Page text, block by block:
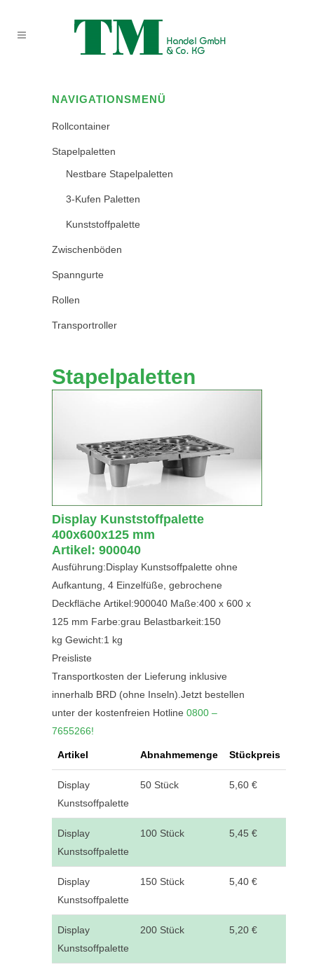
NAVIGATIONSMENÜ
Rollcontainer
Stapelpaletten
Nestbare Stapelpaletten
3-Kufen Paletten
Kunststoffpalette
Zwischenböden
Spanngurte
Rollen
Transportroller
Stapelpaletten
Display Kunststoffpalette
400x600x125 mm
Artikel: 900040
Ausführung:Display Kunstsoffpalette ohne
Aufkantung, 4 Einzelfüße, gebrochene
Deckfläche Artikel:900040 Maße:400 x 600 x
125 mm Farbe:grau Belastbarkeit:150
kg Gewicht:1 kg
Preisliste
Transportkosten der Lieferung inklusive
innerhalb BRD (ohne Inseln).Jetzt bestellen
unter der kostenfreien Hotline 0800 –
7655266!
Artikel Abnahmemenge Stückpreis
Display
Kunstsoffpalette
50 Stück 5,60 €
Display
Kunstsoffpalette
100 Stück 5,45 €
Display
Kunstsoffpalette
150 Stück 5,40 €
Display
Kunstsoffpalette
200 Stück 5,20 €